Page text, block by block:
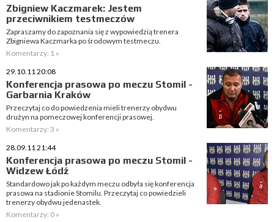
Zbigniew Kaczmarek: Jestem
przeciwnikiem testmeczów
Zapraszamy do zapoznania się z wypowiedzią trenera
Zbigniewa Kaczmarka po środowym testmeczu.
Komentarzy: 1 »
29.10.11 20:08
Konferencja prasowa po meczu Stomil -
Garbarnia Kraków
Przeczytaj co do powiedzenia mieli trenerzy obydwu
drużyn na pomeczowej konferencji prasowej.
Komentarzy: 3 »
28.09.11 21:44
Konferencja prasowa po meczu Stomil -
Widzew Łódź
Standardowo jak po każdym meczu odbyła się konferencja
prasowa na stadionie Stomilu. Przeczytaj co powiedzieli
trenerzy obydwu jedenastek.
Komentarzy: 0 »